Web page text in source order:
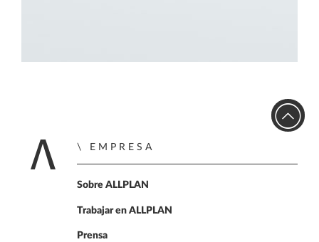
Home
EMPRESA
Sobre ALLPLAN
Trabajar en ALLPLAN
Prensa